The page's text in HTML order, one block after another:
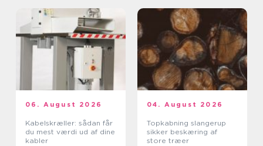
06. August 2026
Kabelskræller: sådan får
du mest værdi ud af dine
kabler
04. August 2026
Topkabning slangerup
sikker beskæring af
store træer